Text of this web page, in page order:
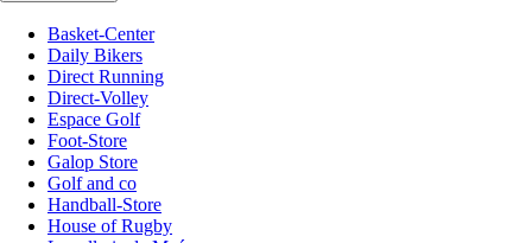
Basket-Center
Daily Bikers
Direct Running
Direct-Volley
Espace Golf
Foot-Store
Galop Store
Golf and co
Handball-Store
House of Rugby